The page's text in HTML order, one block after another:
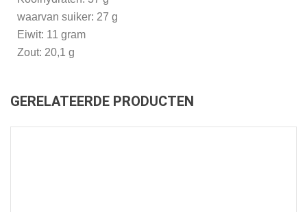
waarvan suiker: 27 g
Eiwit: 11 gram
Zout: 20,1 g
GERELATEERDE PRODUCTEN